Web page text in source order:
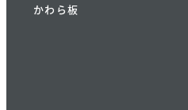
かわら板